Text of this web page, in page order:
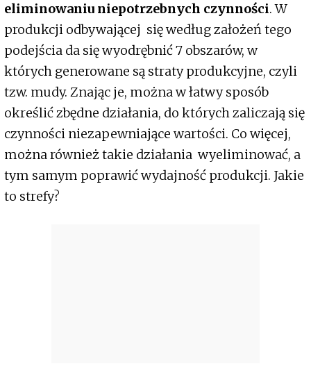
eliminowaniu niepotrzebnych czynności. W
produkcji odbywającej się według założeń tego
podejścia da się wyodrębnić 7 obszarów, w
których generowane są straty produkcyjne, czyli
tzw. mudy. Znając je, można w łatwy sposób
określić zbędne działania, do których zaliczają się
czynności niezapewniające wartości. Co więcej,
można również takie działania wyeliminować, a
tym samym poprawić wydajność produkcji. Jakie
to strefy?